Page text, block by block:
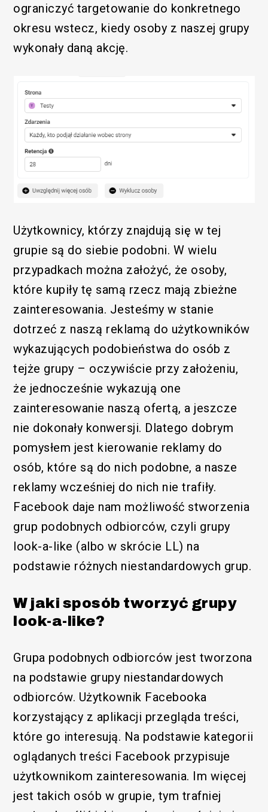
ograniczyć targetowanie do konkretnego
okresu wstecz, kiedy osoby z naszej grupy
wykonały daną akcję.
Użytkownicy, którzy znajdują się w tej
grupie są do siebie podobni. W wielu
przypadkach można założyć, że osoby,
które kupiły tę samą rzecz mają zbieżne
zainteresowania. Jesteśmy w stanie
dotrzeć z naszą reklamą do użytkowników
wykazujących podobieństwa do osób z
tejże grupy – oczywiście przy założeniu,
że jednocześnie wykazują one
zainteresowanie naszą ofertą, a jeszcze
nie dokonały konwersji. Dlatego dobrym
pomysłem jest kierowanie reklamy do
osób, które są do nich podobne, a nasze
reklamy wcześniej do nich nie trafiły.
Facebook daje nam możliwość stworzenia
grup podobnych odbiorców, czyli grupy
look-a-like (albo w skrócie LL) na
podstawie różnych niestandardowych grup.
W jaki sposób tworzyć grupy
look-a-like?
Grupa podobnych odbiorców jest tworzona
na podstawie grupy niestandardowych
odbiorców. Użytkownik Facebooka
korzystający z aplikacji przegląda treści,
które go interesują. Na podstawie kategorii
oglądanych treści Facebook przypisuje
użytkownikom zainteresowania. Im więcej
jest takich osób w grupie, tym trafniej